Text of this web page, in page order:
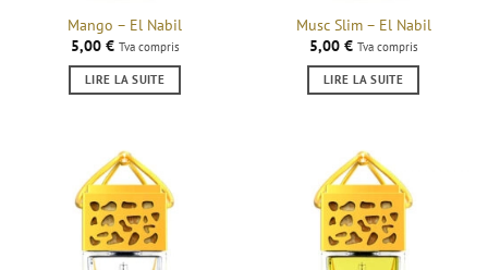
Mango – El Nabil
5,00 € Tva compris
LIRE LA SUITE
Musc Slim – El Nabil
5,00 € Tva compris
LIRE LA SUITE